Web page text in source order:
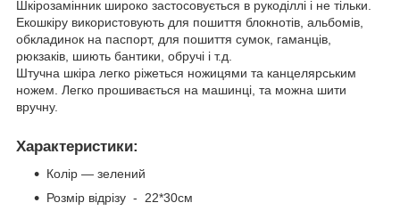
Шкірозамінник широко застосовується в рукоділлі і не тільки.
Екошкіру використовують для пошиття блокнотів, альбомів,
обкладинок на паспорт, для пошиття сумок, гаманців,
рюкзаків, шиють бантики, обручі і т.д.
Штучна шкіра легко ріжеться ножицями та канцелярським
ножем. Легко прошивається на машинці, та можна шити
вручну.
Характеристики:
Колір — зелений
Розмір відрізу - 22*30см